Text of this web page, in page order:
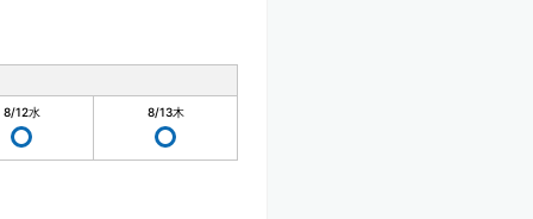
8/12水 8/13木